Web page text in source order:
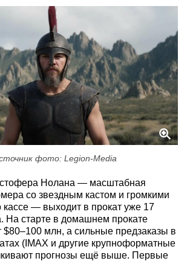
фото: Legion-Media
Нолана — масштабная
со звездным кастом и громкими
— выходит в прокат уже 17
На старте в домашнем прокате
$80–100 млн, а сильные предзаказы в
(IMAX и другие крупноформатные
прогнозы ещё выше. Первые